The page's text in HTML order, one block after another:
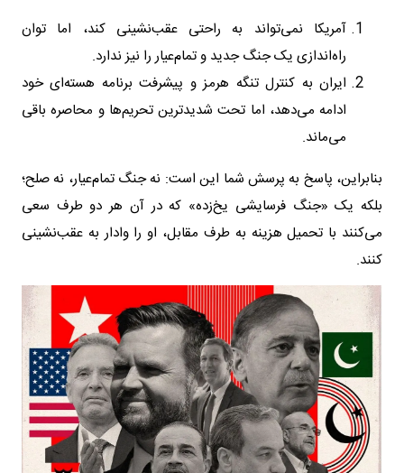
آمریکا نمی‌تواند به راحتی عقب‌نشینی کند، اما توان
راه‌اندازی یک جنگ جدید و تمام‌عیار را نیز ندارد.
ایران به کنترل تنگه هرمز و پیشرفت برنامه هسته‌ای خود
ادامه می‌دهد، اما تحت شدیدترین تحریم‌ها و محاصره باقی
می‌ماند.
بنابراین، پاسخ به پرسش شما این است: نه جنگ تمام‌عیار، نه صلح؛
بلکه یک «جنگ فرسایشی یخ‌زده» که در آن هر دو طرف سعی
می‌کنند با تحمیل هزینه به طرف مقابل، او را وادار به عقب‌نشینی
کنند.